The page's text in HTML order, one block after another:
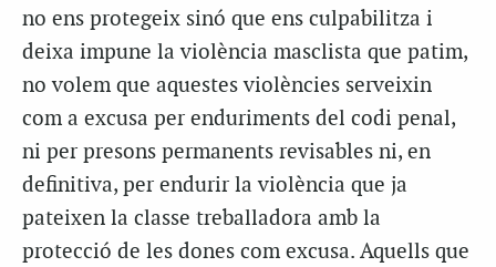
no ens protegeix sinó que ens culpabilitza i
deixa impune la violència masclista que patim,
no volem que aquestes violències serveixin
com a excusa per enduriments del codi penal,
ni per presons permanents revisables ni, en
definitiva, per endurir la violència que ja
pateixen la classe treballadora amb la
protecció de les dones com excusa. Aquells que